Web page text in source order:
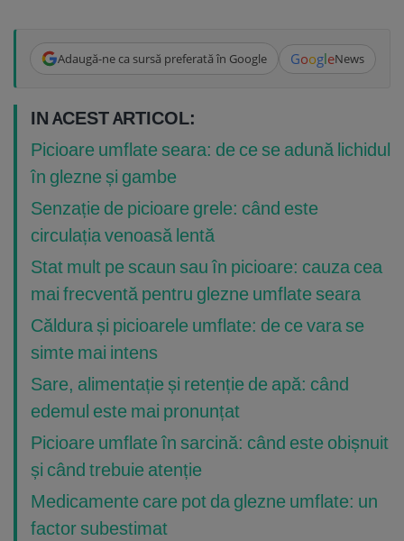
Adaugă-ne ca sursă preferată în Google GoogleNews
IN ACEST ARTICOL:
Picioare umflate seara: de ce se adună lichidul
în glezne și gambe
Senzație de picioare grele: când este
circulația venoasă lentă
Stat mult pe scaun sau în picioare: cauza cea
mai frecventă pentru glezne umflate seara
Căldura și picioarele umflate: de ce vara se
simte mai intens
Sare, alimentație și retenție de apă: când
edemul este mai pronunțat
Picioare umflate în sarcină: când este obișnuit
și când trebuie atenție
Medicamente care pot da glezne umflate: un
factor subestimat